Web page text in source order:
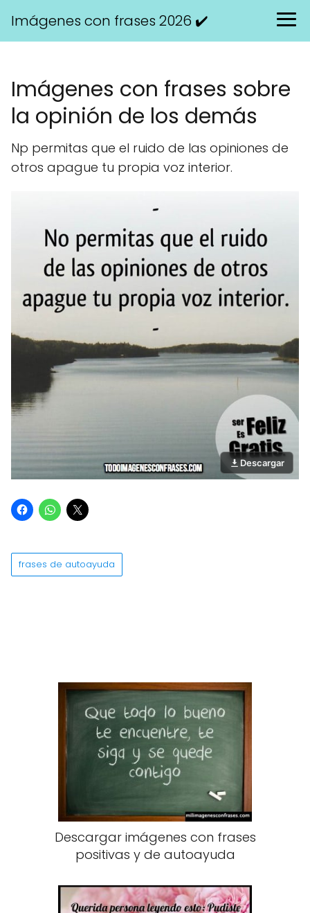
Imágenes con frases 2026 ✔️
Imágenes con frases sobre
la opinión de los demás
Np permitas que el ruido de las opiniones de
otros apague tu propia voz interior.
Descargar
frases de autoayuda
Descargar imágenes con frases
positivas y de autoayuda